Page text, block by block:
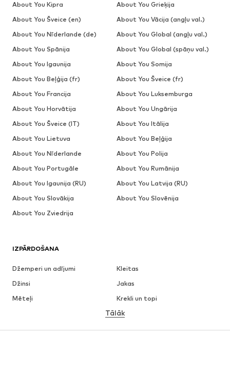
IZPĀRDOŠANA
Džemperi un adījumi
Kleitas
Džinsi
Jakas
Mēteļi
Krekli un topi
Apakšveļa
Svārki
Blūzes un tunikas
Tālāk
About You Kipra
About You Grieķija
About You Šveice (en)
About You Vācija (angļu val.)
About You Nīderlande (de)
About You Global (angļu val.)
About You Spānija
About You Global (spāņu val.)
About You Igaunija
About You Somija
About You Beļģija (fr)
About You Šveice (fr)
About You Francija
About You Luksemburga
About You Horvātija
About You Ungārija
About You Šveice (IT)
About You Itālija
About You Lietuva
About You Beļģija
About You Nīderlande
About You Polija
About You Portugāle
About You Rumānija
About You Igaunija (RU)
About You Latvija (RU)
About You Slovākija
About You Slovēnija
About You Zviedrija